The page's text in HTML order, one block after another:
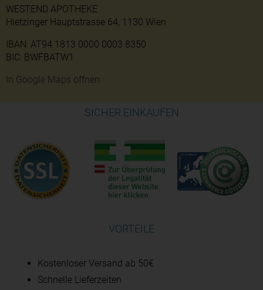
WESTEND APOTHEKE
Hietzinger Hauptstrasse 64, 1130 Wien
IBAN: AT94 1813 0000 0003 8350
BIC: BWFBATW1
In Google Maps öffnen
SICHER EINKAUFEN
VORTEILE
Kostenloser Versand ab 50€
Schnelle Lieferzeiten